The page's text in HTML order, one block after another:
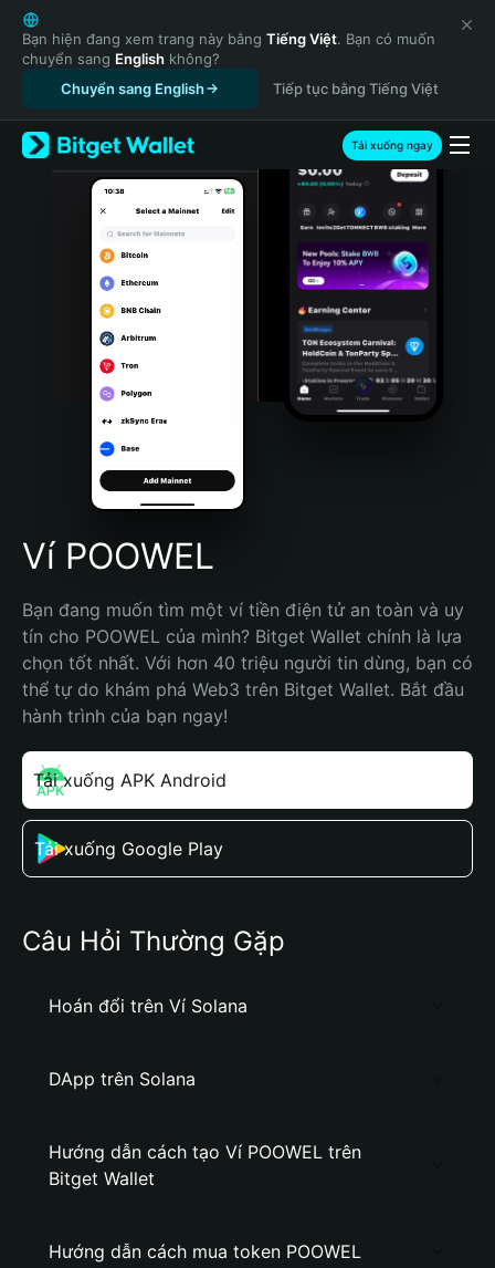
English
日本語
Tiếng Việt
Русский
Español (Latinoamérica)
Türkçe
Italiano
Português (Portugal)
Bahasa Indonesia
Português (Brasil)
Español (Argentina)
Bạn hiện đang xem trang này bằng Tiếng Việt. Bạn có muốn
chuyển sang English không?
Chuyển sang English
Tiếp tục bằng Tiếng Việt
Tải xuống ngay
Ví POOWEL
Bạn đang muốn tìm một ví tiền điện tử an toàn và uy
tín cho POOWEL của mình? Bitget Wallet chính là lựa
chọn tốt nhất. Với hơn 40 triệu người tin dùng, bạn có
thể tự do khám phá Web3 trên Bitget Wallet. Bắt đầu
hành trình của bạn ngay!
Tải xuống APK Android
Tải xuống Google Play
Câu Hỏi Thường Gặp
Hoán đổi trên Ví Solana
DApp trên Solana
Hướng dẫn cách tạo Ví POOWEL trên
Bitget Wallet
Hướng dẫn cách mua token POOWEL